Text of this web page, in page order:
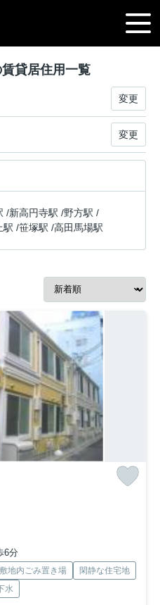
貸居住用一覧
変更
変更
/新高円寺駅 /野方駅 /
駅 /笹塚駅 /高田馬場駅
6分
敷地内ごみ置き場
閑静な住宅地
水